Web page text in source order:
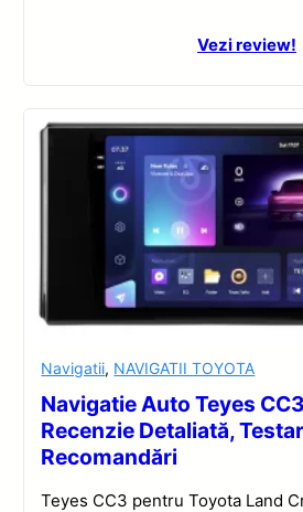
Vezi review!
Navigatii, NAVIGATII TOYOTA
Navigatie Auto Teyes
Recenzie Detaliată,
Recomandări
Teyes CC3 pentru Toyota Land